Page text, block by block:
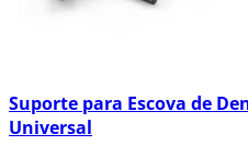
Suporte para Escova de
Universal